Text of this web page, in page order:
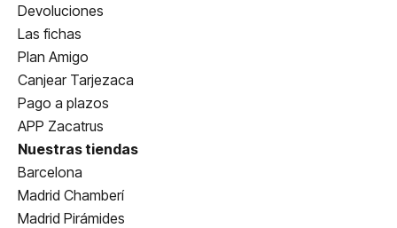
Devoluciones
Las fichas
Plan Amigo
Canjear Tarjezaca
Pago a plazos
APP Zacatrus
Nuestras tiendas
Barcelona
Madrid Chamberí
Madrid Pirámides